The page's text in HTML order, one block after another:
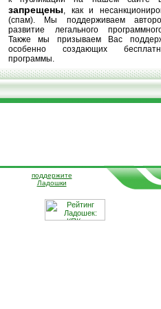
запрещены, как и
(спам). Мы поддерживаем
развитие легального
Также мы призываем Вас
особенно создающих
программы.
поддержите
Ладошки